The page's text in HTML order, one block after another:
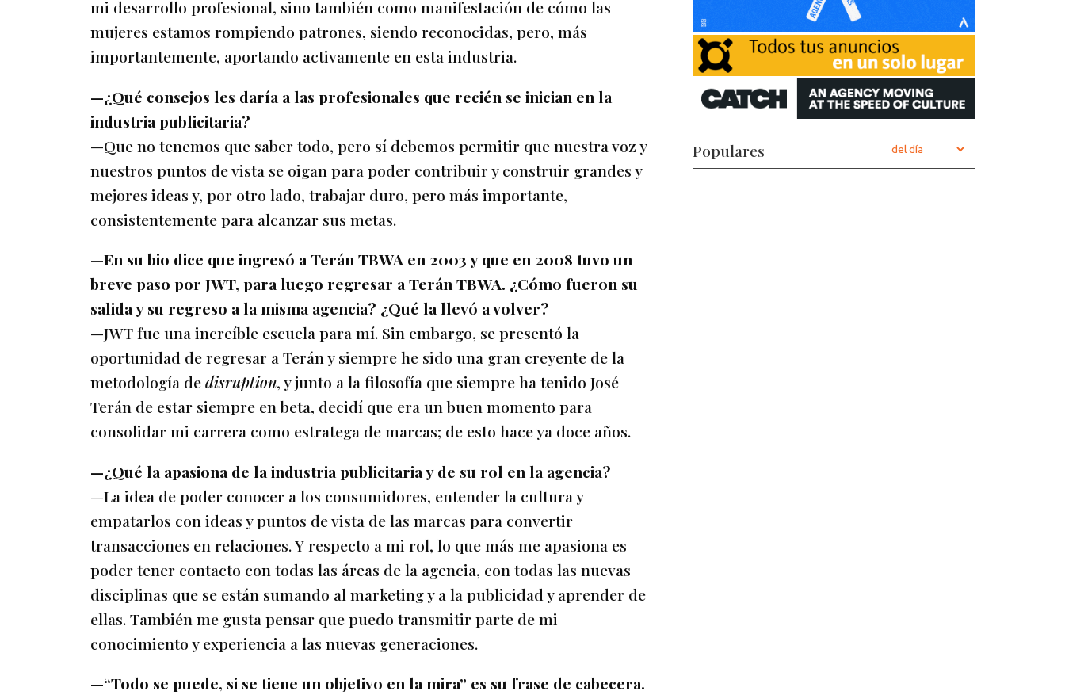
mi desarrollo profesional, sino también como manifestación de cómo las
mujeres estamos rompiendo patrones, siendo reconocidas, pero, más
importantemente, aportando activamente en esta industria.
—¿Qué consejos les daría a las profesionales que recién se inician en la
industria publicitaria?
—Que no tenemos que saber todo, pero sí debemos permitir que nuestra voz y
nuestros puntos de vista se oigan para poder contribuir y construir grandes y
mejores ideas y, por otro lado, trabajar duro, pero más importante,
consistentemente para alcanzar sus metas.
—En su bio dice que ingresó a Terán TBWA en 2003 y que en 2008 tuvo un
breve paso por JWT, para luego regresar a Terán TBWA. ¿Cómo fueron su
salida y su regreso a la misma agencia? ¿Qué la llevó a volver?
—JWT fue una increíble escuela para mí. Sin embargo, se presentó la
oportunidad de regresar a Terán y siempre he sido una gran creyente de la
metodología dedisruption, y junto a la filosofía que siempre ha tenido José
Terán de estar siempre en beta, decidí que era un buen momento para
consolidar mi carrera como estratega de marcas; de esto hace ya doce años.
—¿Qué la apasiona de la industria publicitaria y de su rol en la agencia?
—La idea de poder conocer a los consumidores, entender la cultura y
empatarlos con ideas y puntos de vista de las marcas para convertir
transacciones en relaciones. Y respecto a mi rol, lo que más me apasiona es
poder tener contacto con todas las áreas de la agencia, con todas las nuevas
disciplinas que se están sumando al marketing y a la publicidad y aprender de
ellas. También me gusta pensar que puedo transmitir parte de mi
conocimiento y experiencia a las nuevas generaciones.
—“Todo se puede, si se tiene un objetivo en la mira” es su frase de cabecera.
Populares